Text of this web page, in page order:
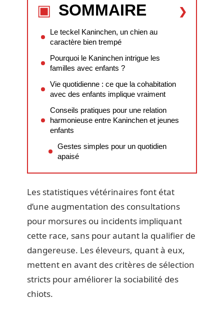
SOMMAIRE
Le teckel Kaninchen, un chien au
caractère bien trempé
Pourquoi le Kaninchen intrigue les
familles avec enfants ?
Vie quotidienne : ce que la cohabitation
avec des enfants implique vraiment
Conseils pratiques pour une relation
harmonieuse entre Kaninchen et jeunes
enfants
Gestes simples pour un quotidien
apaisé
Les statistiques vétérinaires font état
d’une augmentation des consultations
pour morsures ou incidents impliquant
cette race, sans pour autant la qualifier de
dangereuse. Les éleveurs, quant à eux,
mettent en avant des critères de sélection
stricts pour améliorer la sociabilité des
chiots.